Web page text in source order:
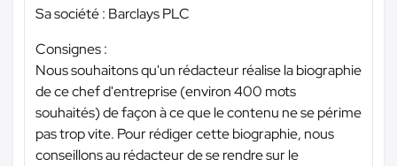
Sa société : Barclays PLC
Consignes :
Nous souhaitons qu'un rédacteur réalise la biographie
de ce chef d'entreprise (environ 400 mots
souhaités) de façon à ce que le contenu ne se périme
pas trop vite. Pour rédiger cette biographie, nous
conseillons au rédacteur de se rendre sur le